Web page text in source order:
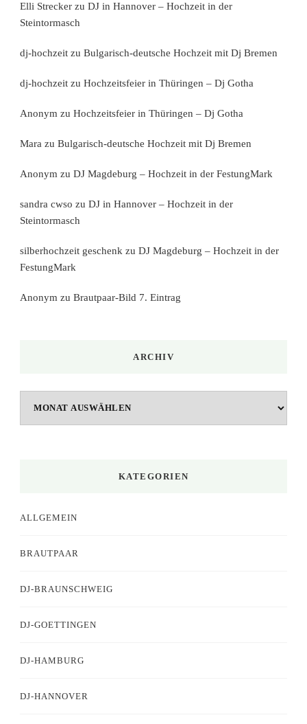
Elli Strecker zu DJ in Hannover – Hochzeit in der
Steintormasch
dj-hochzeit zu Bulgarisch-deutsche Hochzeit mit Dj Bremen
dj-hochzeit zu Hochzeitsfeier in Thüringen – Dj Gotha
Anonym zu Hochzeitsfeier in Thüringen – Dj Gotha
Mara zu Bulgarisch-deutsche Hochzeit mit Dj Bremen
Anonym zu DJ Magdeburg – Hochzeit in der FestungMark
sandra cwso zu DJ in Hannover – Hochzeit in der
Steintormasch
silberhochzeit geschenk zu DJ Magdeburg – Hochzeit in der
FestungMark
Anonym zu Brautpaar-Bild 7. Eintrag
ARCHIV
KATEGORIEN
ALLGEMEIN
BRAUTPAAR
DJ-BRAUNSCHWEIG
DJ-GOETTINGEN
DJ-HAMBURG
DJ-HANNOVER